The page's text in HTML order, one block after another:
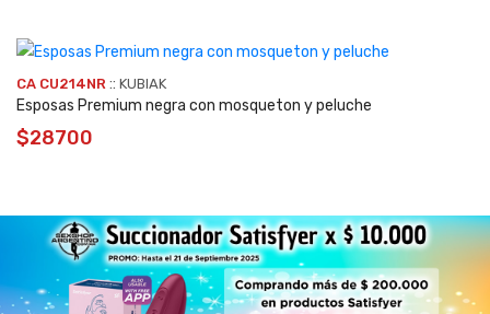
CA CU214NR :: KUBIAK
Esposas Premium negra con mosqueton y peluche
$28700